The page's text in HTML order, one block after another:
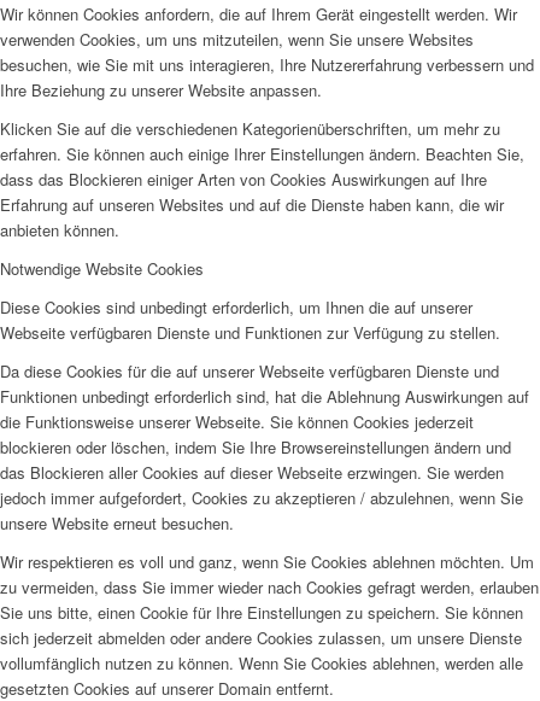
Wir können Cookies anfordern, die auf Ihrem Gerät eingestellt werden. Wir
verwenden Cookies, um uns mitzuteilen, wenn Sie unsere Websites
besuchen, wie Sie mit uns interagieren, Ihre Nutzererfahrung verbessern und
Ihre Beziehung zu unserer Website anpassen.
Klicken Sie auf die verschiedenen Kategorienüberschriften, um mehr zu
erfahren. Sie können auch einige Ihrer Einstellungen ändern. Beachten Sie,
dass das Blockieren einiger Arten von Cookies Auswirkungen auf Ihre
Erfahrung auf unseren Websites und auf die Dienste haben kann, die wir
anbieten können.
Notwendige Website Cookies
Diese Cookies sind unbedingt erforderlich, um Ihnen die auf unserer
Webseite verfügbaren Dienste und Funktionen zur Verfügung zu stellen.
Da diese Cookies für die auf unserer Webseite verfügbaren Dienste und
Funktionen unbedingt erforderlich sind, hat die Ablehnung Auswirkungen auf
die Funktionsweise unserer Webseite. Sie können Cookies jederzeit
blockieren oder löschen, indem Sie Ihre Browsereinstellungen ändern und
das Blockieren aller Cookies auf dieser Webseite erzwingen. Sie werden
jedoch immer aufgefordert, Cookies zu akzeptieren / abzulehnen, wenn Sie
unsere Website erneut besuchen.
Wir respektieren es voll und ganz, wenn Sie Cookies ablehnen möchten. Um
zu vermeiden, dass Sie immer wieder nach Cookies gefragt werden, erlauben
Sie uns bitte, einen Cookie für Ihre Einstellungen zu speichern. Sie können
sich jederzeit abmelden oder andere Cookies zulassen, um unsere Dienste
vollumfänglich nutzen zu können. Wenn Sie Cookies ablehnen, werden alle
gesetzten Cookies auf unserer Domain entfernt.